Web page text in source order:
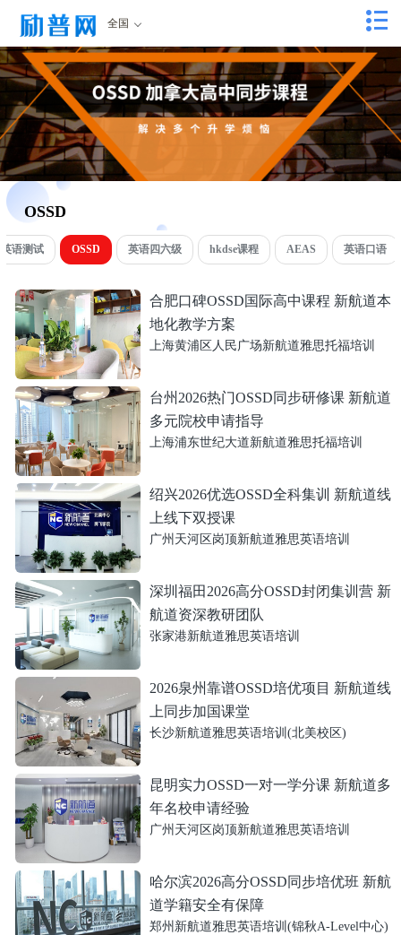
全国
OSSD
语测试 OSSD 英语四六级 hkdse课程 AEAS 英语口语
合肥口碑OSSD国际高中课程 新航道本
地化教学方案
上海黄浦区人民广场新航道雅思托福培训
台州2026热门OSSD同步研修课 新航道
多元院校申请指导
上海浦东世纪大道新航道雅思托福培训
绍兴2026优选OSSD全科集训 新航道线
上线下双授课
广州天河区岗顶新航道雅思英语培训
深圳福田2026高分OSSD封闭集训营 新
航道资深教研团队
张家港新航道雅思英语培训
2026泉州靠谱OSSD培优项目 新航道线
上同步加国课堂
长沙新航道雅思英语培训(北美校区)
昆明实力OSSD一对一学分课 新航道多
年名校申请经验
广州天河区岗顶新航道雅思英语培训
哈尔滨2026高分OSSD同步培优班 新航
道学籍安全有保障
郑州新航道雅思英语培训(锦秋A-Level中心)